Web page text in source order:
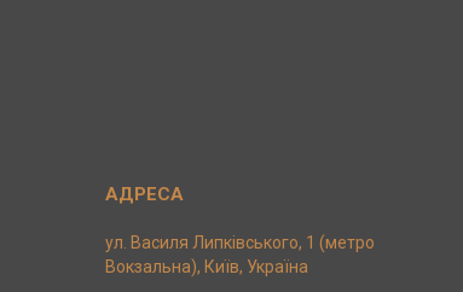
ул. Василя Липківського, 1 (метро
Вокзальна), Київ, Україна